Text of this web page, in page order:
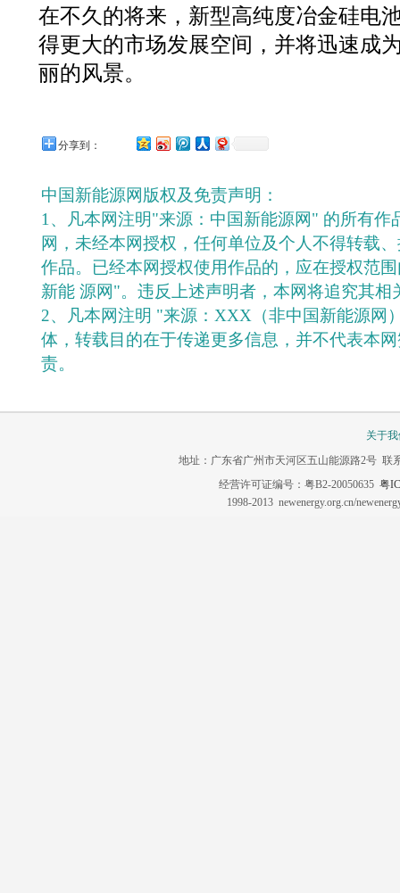
在不久的将来，新型高纯度冶金硅电
得更大的市场发展空间，并将迅速成
丽的风景。
分享到：
中国新能源网版权及免责声明：
1、凡本网注明"来源：中国新能源网" 的所有作
网，未经本网授权，任何单位及个人不得转载
作品。已经本网授权使用作品的，应在授权范
新能 源网"。违反上述声明者，本网将追究其相
2、凡本网注明 "来源：XXX（非中国新能源网
体，转载目的在于传递更多信息，并不代表本
责。
关于
地址：广东省广州市天河区五山能源路2号 联
经营许可证编号：粤B2-20050635 粤
1998-2013 newenergy.org.cn/